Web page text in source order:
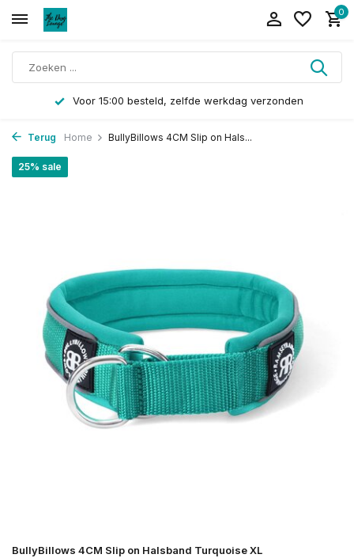
0
Voor 15:00 besteld, zelfde werkdag verzonden
Terug Home BullyBillows 4CM Slip on Hals...
BullyBillows 4CM Slip on Halsband Turquoise XL
25% sale